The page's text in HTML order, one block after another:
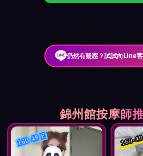
仍然有疑惑？試試向Line
錦州館按摩師
160 48 E 160-